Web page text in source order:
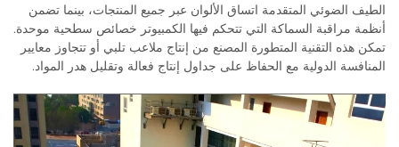
الطيف الضوئي المتقدمة اتساق الألوان عبر جميع المنتجات، بينما تضمن
أنظمة مراقبة السماكة التي تتحكم فيها الكمبيوتر خصائص سطحية موحدة.
تمكن هذه التقنية المتطورة المصنع من إنتاج ملاعب تلبي أو تتجاوز معايير
المنافسة الدولية مع الحفاظ على جداول إنتاج فعالة وتقليل هدر المواد.